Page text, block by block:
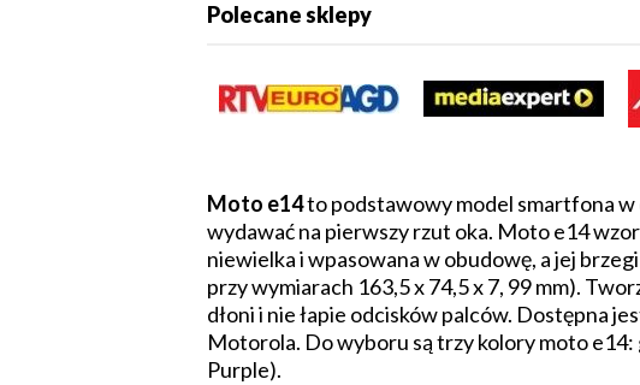
Polecane sklepy
Moto e14to podstawowy model smartfona w
wydawać na pierwszy rzut oka. Moto e14
niewielka i wpasowana w obudowę, a jej
przy wymiarach 163,5 x 74,5 x 7, 99 mm).
dłoni i nie łapie odcisków palców. Dostępna
Motorola. Do wyboru są trzy kolory moto
Purple).